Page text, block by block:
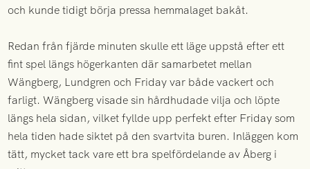
och kunde tidigt börja pressa hemmalaget bakåt.
Redan från fjärde minuten skulle ett läge uppstå efter ett
fint spel längs högerkanten där samarbetet mellan
Wängberg, Lundgren och Friday var både vackert och
farligt. Wängberg visade sin hårdhudade vilja och löpte
längs hela sidan, vilket fyllde upp perfekt efter Friday som
hela tiden hade siktet på den svartvita buren. Inläggen kom
tätt, mycket tack vare ett bra spelfördelande av Åberg i